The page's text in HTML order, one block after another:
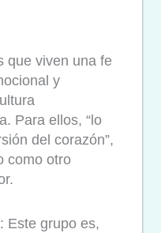
que viven una fe
y
Para ellos, “lo
del corazón”,
como otro
: Este grupo es,